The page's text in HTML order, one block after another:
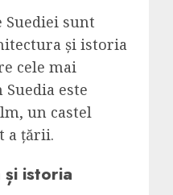
Suediei sunt
și istoria
cele mai
este
un castel
a țării.
istoria